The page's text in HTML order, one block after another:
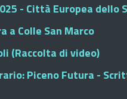
- Città Europea dello
a Colle San Marco
(Raccolta di video)
Piceno Futura -